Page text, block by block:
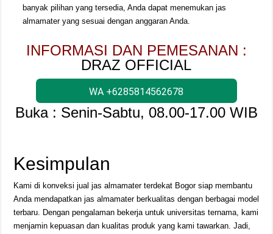
banyak pilihan yang tersedia, Anda dapat menemukan jas
almamater yang sesuai dengan anggaran Anda.
INFORMASI DAN PEMESANAN :
DRAZ OFFICIAL
WA +6285814562678
Buka : Senin-Sabtu, 08.00-17.00 WIB
Kesimpulan
Kami di konveksi jual jas almamater terdekat Bogor siap membantu
Anda mendapatkan jas almamater berkualitas dengan berbagai model
terbaru. Dengan pengalaman bekerja untuk universitas ternama, kami
menjamin kepuasan dan kualitas produk yang kami tawarkan. Jadi,